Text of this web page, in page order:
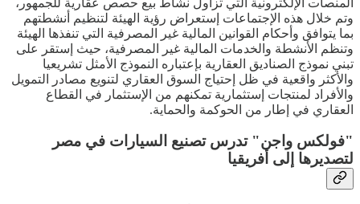
المنصات الإلكترونية التي تزاول نشاط بيع حصص عقارية للجمهور،
وتم خلال هذه الإجتماعات إستعراض رؤية الهيئة لتنظيم أنشطتهم
بما يتوافق وأحكام القوانين المالية غير المصرفية التي تنفذها الهيئة
وتنظم الأنشطة والخدمات المالية غير المصرفية، حيث إستقر على
تبني نموذج الصناديق العقارية بإعتباره النموذج الأمثل تشريعيا
والأكثر واقعية في ظل إحتياج السوق العقاري لتنويع مصادر التمويل
والأفراد لمنتجات إستثمارية تمكنهم من الإستثمار في القطاع
العقاري في إطار من الحوكمة والحماية.
"فولكس واجن" تدرس تصنيع السيارات في مصر
لتصديرها إلى أفريقيا